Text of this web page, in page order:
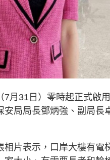
7月31日）零時起正式啟
局局長鄧炳強、副局長
相片表示，口岸大樓有